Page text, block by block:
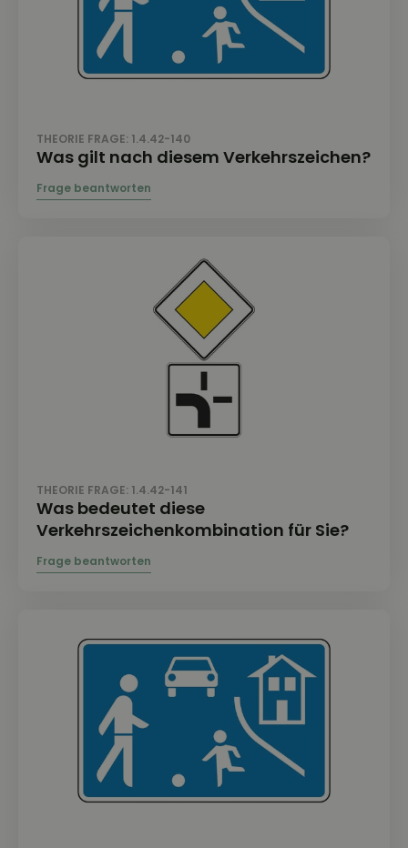
THEORIE FRAGE: 1.4.42-140
Was gilt nach diesem Verkehrszeichen?
THEORIE FRAGE: 1.4.42-141
Was bedeutet diese
Verkehrszeichenkombination für Sie?